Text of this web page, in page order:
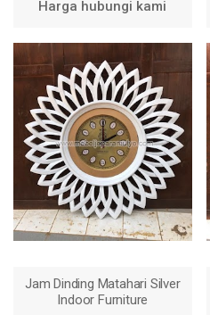
Harga hubungi kami
Jam Dinding Matahari Silver
Indoor Furniture